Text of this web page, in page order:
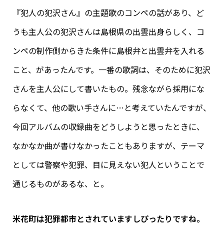
『犯人の犯沢さん』の主題歌のコンペの話があり、ど
うも主人公の犯沢さんは島根県の出雲出身らしく、コ
ンペの制作側からきた条件に島根弁と出雲弁を入れる
こと、があったんです。一番の歌詞は、そのために犯沢
さんを主人公にして書いたもの。残念ながら採用にな
らなくて、他の歌い手さんに…と考えていたんですが、
今回アルバムの収録曲をどうしようと思ったときに、
なかなか曲が書けなかったこともありますが、テーマ
としては警察や犯罪、目に見えない犯人ということで
通じるものがあるな、と。
米花町は犯罪都市とされていますしぴったりですね。